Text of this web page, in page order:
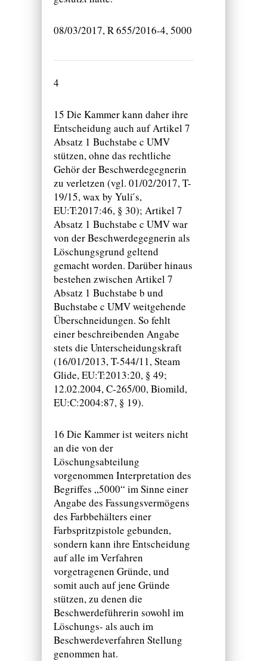
08/03/2017, R 655/2016-4, 5000
4
15 Die Kammer kann daher ihre
Entscheidung auch auf Artikel 7
Absatz 1 Buchstabe c UMV
stützen, ohne das rechtliche
Gehör der Beschwerdegegnerin
zu verletzen (vgl. 01/02/2017, T-
19/15, wax by Yuli ́s,
EU:T:2017:46, § 30); Artikel 7
Absatz 1 Buchstabe c UMV war
von der Beschwerdegegnerin als
Löschungsgrund geltend
gemacht worden. Darüber hinaus
bestehen zwischen Artikel 7
Absatz 1 Buchstabe b und
Buchstabe c UMV weitgehende
Überschneidungen. So fehlt
einer beschreibenden Angabe
stets die Unterscheidungskraft
(16/01/2013, T-544/11, Steam
Glide, EU:T:2013:20, § 49;
12.02.2004, C-265/00, Biomild,
EU:C:2004:87, § 19).
16 Die Kammer ist weiters nicht
an die von der
Löschungsabteilung
vorgenommen Interpretation des
Begriffes „5000“ im Sinne einer
Angabe des Fassungsvermögens
des Farbbehälters einer
Farbspritzpistole gebunden,
sondern kann ihre Entscheidung
auf alle im Verfahren
vorgetragenen Gründe, und
somit auch auf jene Gründe
stützen, zu denen die
Beschwerdeführerin sowohl im
Löschungs- als auch im
Beschwerdeverfahren Stellung
genommen hat.